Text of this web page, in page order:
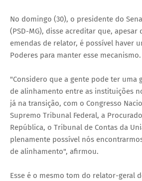
No domingo (30), o presidente do
(PSD-MG), disse acreditar que, apesar
emendas de relator, é possível haver
Poderes para manter esse mecanismo.
"Considero que a gente pode ter uma
de alinhamento entre as instituições
já na transição, com o Congresso
Supremo Tribunal Federal, a
República, o Tribunal de Contas da
plenamente possível nós
de alinhamento", afirmou.
Esse é o mesmo tom do relator-geral